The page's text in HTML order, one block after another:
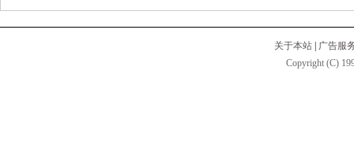
关于本站
广告服
Copyright (C)